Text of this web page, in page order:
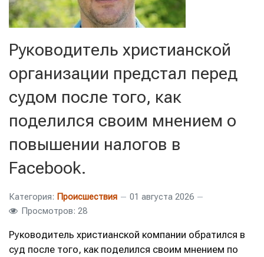
Руководитель христианской
организации предстал перед
судом после того, как
поделился своим мнением о
повышении налогов в
Facebook.
Категория: Происшествия
01 августа 2026
Просмотров: 28
Руководитель христианской компании обратился в
суд после того, как поделился своим мнением по